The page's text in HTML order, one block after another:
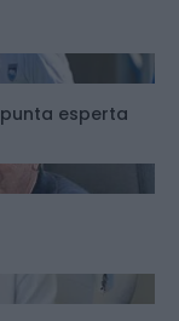
esperta